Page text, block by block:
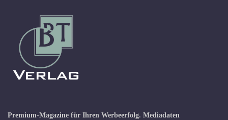
Premium-Magazine für Ihren Werbeerfolg. Mediadaten